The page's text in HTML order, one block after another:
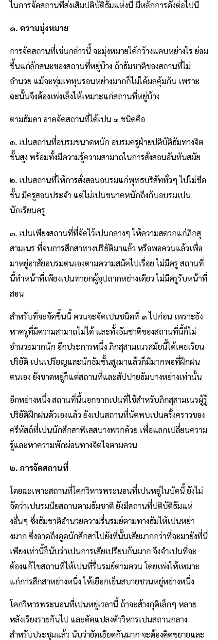
ไนการจัดสถานที่ส่งเสิมปติบัติธัมแห่งนี้ มีหลักการดังต่อไปนี้
๑. ความมุ่งหมาย
การจัดสถานที่เช่นกล่าวนี้ จะมุ่งหมายได้กว้างแคบหย่างไร ย่อม
ขึ้นแก่ลักสนะของสถานที่หยู่บ้าง ถ้าธัมชาติของสถานที่ไม่
อำนวย แม้จะทุ่มเททุนรอนหย่างมากก็ไม่ได้ผลคุ้มกัน เพราะ
ฉะนั้นจึงต้องเพ่งเล็งไห้เหมาะแก่สถานที่หยู่บ้าง
ตามธัมดา อาดจัดสถานที่ได้เปน ๓ ชนิดคือ
๑. เปนสถานที่อบรมขนาดหนัก อบรมครูฝ่ายปติบัติธัมทางจิต
ขั้นสูง พร้อมทั้งมีความรู้ความสามาถไนการสั่งสอนอันทันสมัย
๒. เปนสถานที่ไห้การสั่งสอนอบรมแก่พุทธบริสัททั่วๆ ไปไม่ขีด
ขั้น มีครูสอนประจำ แต่ไม่เปนขนาดหนักถึงกับอบรมเปน
นักเรียนครู
๓. เปนเพียงสถานที่ที่จัดไว้เปนกลางๆ ไห้ความสดวกแก่ภิกสุ
สามเนร ที่จบการสึกสาทางปริยัติมาแล้ว หรือพอควนแล้วเพื่อ
มาหยู่อาสัยอบรมตนเองตามความสมัคไปเรื่อย ไม่มีครู สถานที่
นี้ทำหน้าที่เพียงเปนทายกผู้อุปถากหย่างเดียว ไม่มีครูรับหน้าที่
สอน
สำหรับที่จะจัดขึ้นนี้ ควนจะจัดเปนชนิดที่ ๓ ไปก่อน เพราะยัง
หาครูที่มีความสามาถไม่ได้ และทั้งธัมชาติของสถานที่นี้ก็ไม่
อำนวยมากนัก อีกประการหนึ่ง ภิกสุสามเนรสมัยนี้ได้เคยเรียน
ปริยัติ เปนเปรียญและนักธัมชั้นสูงมาแล้วก็มีมากพอที่ฝึกฝน
ตนเอง ยังขาดหยู่ก็แต่สถานที่และสัปปายธัมบางหย่างเท่านั้น
อีกหย่างหนึ่ง สถานที่นี้นอกจากเปนที่ไช้สำหรับภิกสุสามเนรผู้รู้
ปริยัติฝึกฝนตัวเองแล้ว ยังเปนสถานที่นัดพบเปนครั้งคราวของ
ครึหัสถ์ที่เปนนักสึกสาพิเสสบางพวกด้วย เพื่อแลกเปลี่ยนความ
รู้และหาความพักผ่อนทางจิตไจตามควน
๒. การจัดสถานที่
โดยฉะเพาะสถานที่โคกวิหารพระนอนที่เปนหยู่ไนบัดนี้ ยังไม่
จัดว่าเปนรมนียสถานตามธัมชาติ ยังมีสถานที่ปติบัติธัมแห่
งอื่นๆ ซึ่งธัมชาติอำนวยความรื่นรมย์ตามทางธัมไห้เปนหย่า
งมาก ซึ่งอาดถึงดูดนักสึกสาไปยังที่นั้นเสียมากกว่าที่จะมายังที่นี่
เพียงเท่านี้ก็นับว่าเปนการเสียเปรียบกันมาก จึงจำเปนที่จะ
ต้องแก้ไขสถานที่ไห้เปนที่รื่นรมย์ตามควน โดยเพ่งไห้เหมาะ
แก่การสึกสาหย่างหนึ่ง ไห้เยือกเย็นสบายชวนหยู่หย่างหนึ่ง
โคกวิหารพระนอนที่เปนหยู่เวลานี้ ถ้าจะส้างกุติเล็กๆ หลาย
หลังเรียงรายกันไป และดัดแปลงตัววิหารเปนสถานกลาง
สำหรับประชุมแล้ว นับว่ายัดเยียดกันมาก จะต้องคิดขยายและ